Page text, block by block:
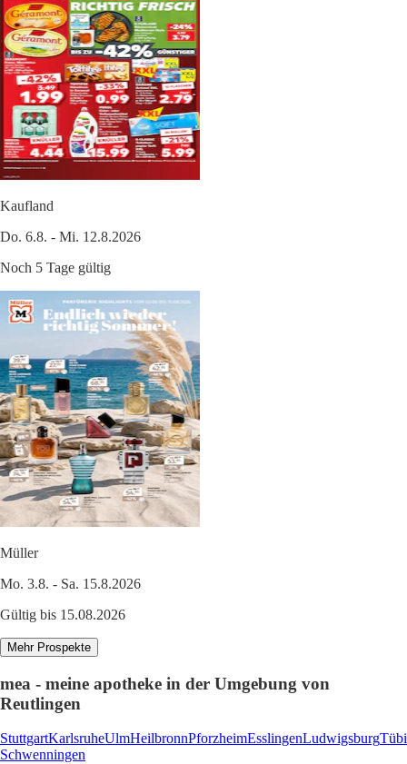
Kaufland
Do. 6.8. - Mi. 12.8.2026
Noch 5 Tage gültig
Müller
Mo. 3.8. - Sa. 15.8.2026
Gültig bis 15.08.2026
Mehr Prospekte
mea - meine apotheke in der Umgebung von
Reutlingen
StuttgartKarlsruheUlmHeilbronnPforzheimEsslingenLudwigsburg
Schwenningen